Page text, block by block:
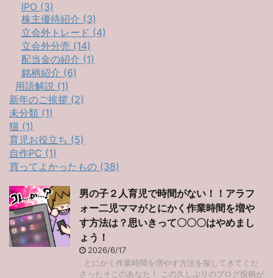
IPO (3)
株主優待紹介 (3)
立会外トレード (4)
立会外分売 (14)
配当金の紹介 (1)
銘柄紹介 (6)
用語解説 (1)
新年のご挨拶 (2)
未分類 (1)
猫 (1)
育児お役立ち (5)
自作PC (1)
買ってよかったもの (38)
男の子２人育児で時間がない！！アラフ
ォー二児ママがとにかく作業時間を増や
す方法は？思いきって〇〇〇はやめまし
ょう！
2026/6/17
とにかく作業時間を増やす方法を探してきてくだ
さったそこのあなた！ この久しぶりのブログ投稿が